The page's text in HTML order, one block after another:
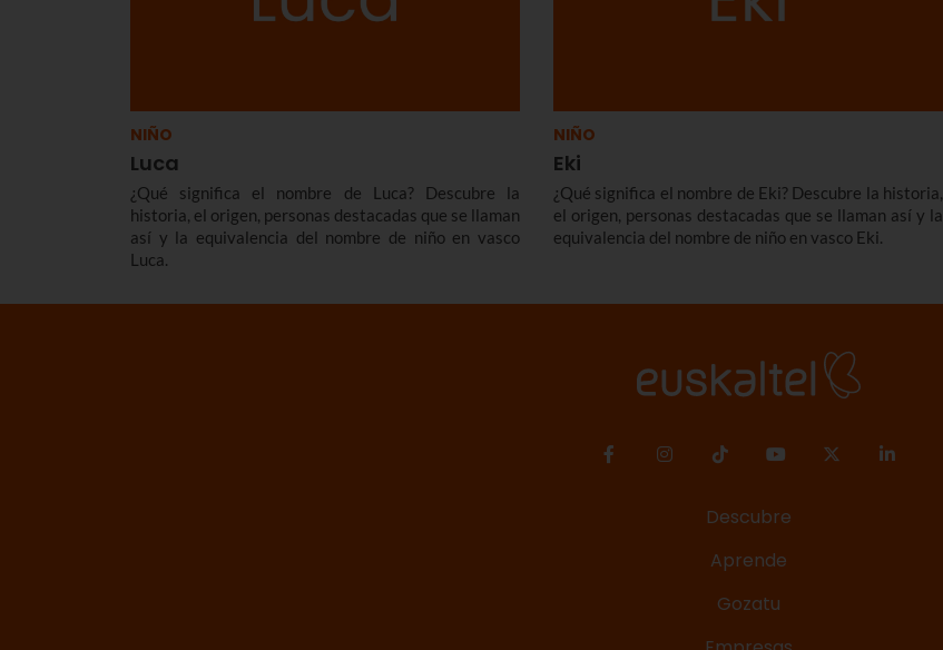
NIÑO
Luca
¿Qué significa el nombre de Luca? Descubre la
historia, el origen, personas destacadas que se llaman
así y la equivalencia del nombre de niño en vasco
Luca.
NIÑO
Eki
¿Qué significa el nombre de Eki? Descubre la historia,
el origen, personas destacadas que se llaman así y la
equivalencia del nombre de niño en vasco Eki.
Descubre
Aprende
Gozatu